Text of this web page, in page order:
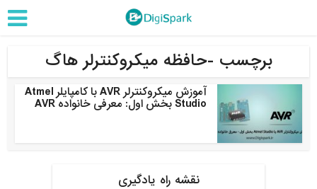
برچسب -حافظه میکروکنترلر هاگ
آموزش میکروکنترلر AVR با کامپایلر Atmel
Studio بخش اول: معرفی خانواده AVR
نقشه راه یادگیری